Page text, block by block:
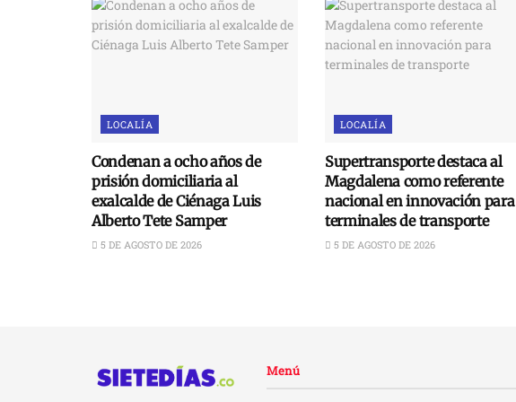
LOCALÍA
Condenan a ocho años de
prisión domiciliaria al
exalcalde de Ciénaga Luis
Alberto Tete Samper
5 DE AGOSTO DE 2026
LOCALÍA
Supertransporte destaca al
Magdalena como referente
nacional en innovación para
terminales de transporte
5 DE AGOSTO DE 2026
Menú